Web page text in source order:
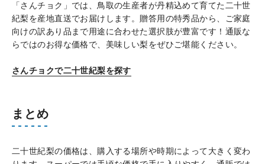
「さんチョク」では、鳥取の生産者が丹精込めて育てた二十世
紀梨を産地直送でお届けします。贈答用の特秀品から、ご家庭
向けの訳あり品まで用途に合わせた選択肢が豊富です！通販な
らではのお得な価格で、美味しい梨をぜひご堪能ください。
さんチョクで二十世紀梨を探す
まとめ
二十世紀梨の価格は、購入する場所や時期によって大きく変わ